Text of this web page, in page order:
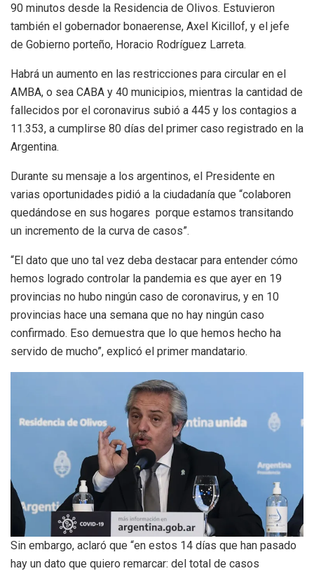
90 minutos desde la Residencia de Olivos. Estuvieron
también el gobernador bonaerense, Axel Kicillof, y el jefe
de Gobierno porteño, Horacio Rodríguez Larreta.
Habrá un aumento en las restricciones para circular en el
AMBA, o sea CABA y 40 municipios, mientras la cantidad de
fallecidos por el coronavirus subió a 445 y los contagios a
11.353, a cumplirse 80 días del primer caso registrado en la
Argentina.
Durante su mensaje a los argentinos, el Presidente en
varias oportunidades pidió a la ciudadanía que “colaboren
quedándose en sus hogares porque estamos transitando
un incremento de la curva de casos”.
“El dato que uno tal vez deba destacar para entender cómo
hemos logrado controlar la pandemia es que ayer en 19
provincias no hubo ningún caso de coronavirus, y en 10
provincias hace una semana que no hay ningún caso
confirmado. Eso demuestra que lo que hemos hecho ha
servido de mucho”, explicó el primer mandatario.
Sin embargo, aclaró que “en estos 14 días que han pasado
hay un dato que quiero remarcar: del total de casos